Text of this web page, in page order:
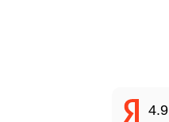
4.9